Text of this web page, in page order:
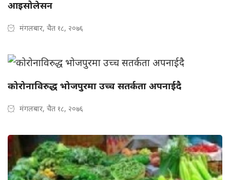
आइसोलेसन
मंगलबार, चैत १८, २०७६
कोरोनाविरुद्ध भोजपुरमा उच्च सतर्कता अपनाईदै
मंगलबार, चैत १८, २०७६